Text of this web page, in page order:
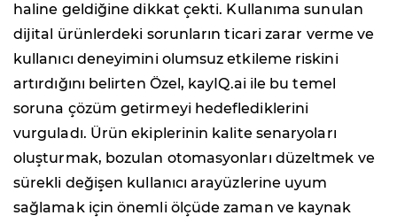
haline geldiğine dikkat çekti. Kullanıma sunulan
dijital ürünlerdeki sorunların ticari zarar verme ve
kullanıcı deneyimini olumsuz etkileme riskini
artırdığını belirten Özel, kayIQ.ai ile bu temel
soruna çözüm getirmeyi hedeflediklerini
vurguladı. Ürün ekiplerinin kalite senaryoları
oluşturmak, bozulan otomasyonları düzeltmek ve
sürekli değişen kullanıcı arayüzlerine uyum
sağlamak için önemli ölçüde zaman ve kaynak